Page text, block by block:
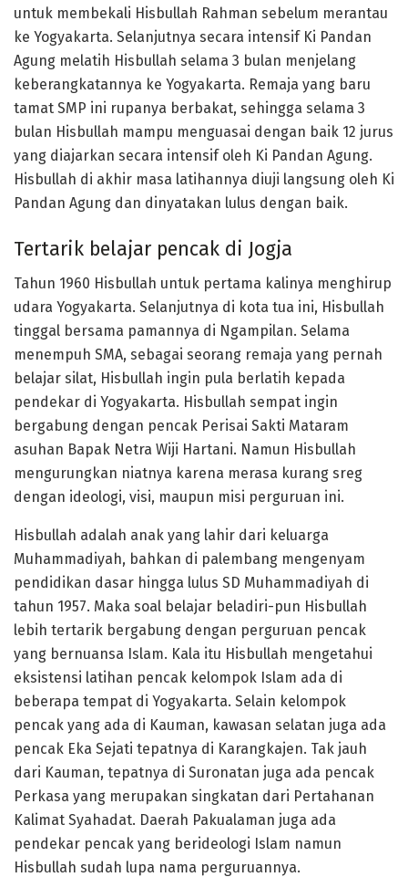
untuk membekali Hisbullah Rahman sebelum merantau
ke Yogyakarta. Selanjutnya secara intensif Ki Pandan
Agung melatih Hisbullah selama 3 bulan menjelang
keberangkatannya ke Yogyakarta. Remaja yang baru
tamat SMP ini rupanya berbakat, sehingga selama 3
bulan Hisbullah mampu menguasai dengan baik 12 jurus
yang diajarkan secara intensif oleh Ki Pandan Agung.
Hisbullah di akhir masa latihannya diuji langsung oleh Ki
Pandan Agung dan dinyatakan lulus dengan baik.
Tertarik belajar pencak di Jogja
Tahun 1960 Hisbullah untuk pertama kalinya menghirup
udara Yogyakarta. Selanjutnya di kota tua ini, Hisbullah
tinggal bersama pamannya di Ngampilan. Selama
menempuh SMA, sebagai seorang remaja yang pernah
belajar silat, Hisbullah ingin pula berlatih kepada
pendekar di Yogyakarta. Hisbullah sempat ingin
bergabung dengan pencak Perisai Sakti Mataram
asuhan Bapak Netra Wiji Hartani. Namun Hisbullah
mengurungkan niatnya karena merasa kurang sreg
dengan ideologi, visi, maupun misi perguruan ini.
Hisbullah adalah anak yang lahir dari keluarga
Muhammadiyah, bahkan di palembang mengenyam
pendidikan dasar hingga lulus SD Muhammadiyah di
tahun 1957. Maka soal belajar beladiri-pun Hisbullah
lebih tertarik bergabung dengan perguruan pencak
yang bernuansa Islam. Kala itu Hisbullah mengetahui
eksistensi latihan pencak kelompok Islam ada di
beberapa tempat di Yogyakarta. Selain kelompok
pencak yang ada di Kauman, kawasan selatan juga ada
pencak Eka Sejati tepatnya di Karangkajen. Tak jauh
dari Kauman, tepatnya di Suronatan juga ada pencak
Perkasa yang merupakan singkatan dari Pertahanan
Kalimat Syahadat. Daerah Pakualaman juga ada
pendekar pencak yang berideologi Islam namun
Hisbullah sudah lupa nama perguruannya.